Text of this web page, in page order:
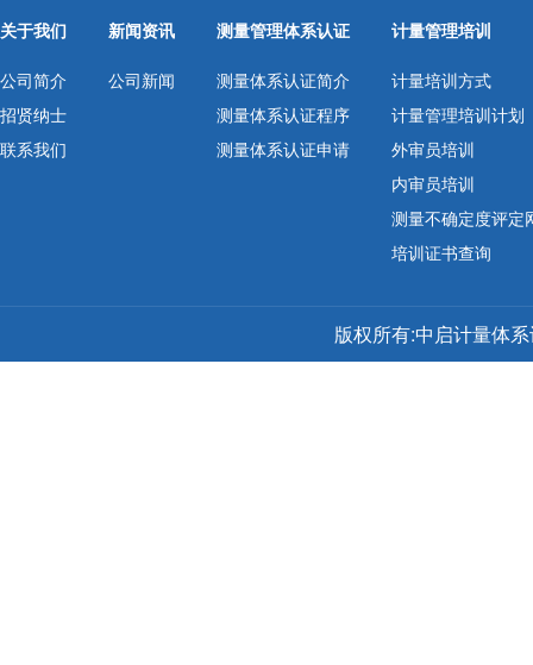
关于我们
公司简介
招贤纳士
联系我们
新闻资讯
公司新闻
测量管理体系认证
测量体系认证简介
测量体系认证程序
测量体系认证申请
计量管理培训
计量培训方式
计量管理培训计划
外审员培训
内审员培训
测量不确定度评定
培训证书查询
版权所有:中启计量体